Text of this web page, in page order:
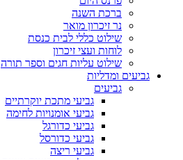
ברכת השנה
נר זיכרון מואר
שילוט כללי לבית כנסת
לוחות ועצי זיכרון
שילוט עליות חגים וספר תורה
גביעים ומדליות
גביעים
גביעי מתכת יוקרתיים
גביעי אומנויות לחימה
גביעי כדורגל
גביעי כדורסל
גביעי ריצה